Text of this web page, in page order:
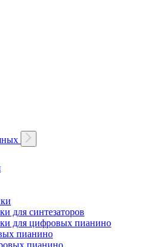
для синтезаторов
для цифровых пианино
пианино
пианино